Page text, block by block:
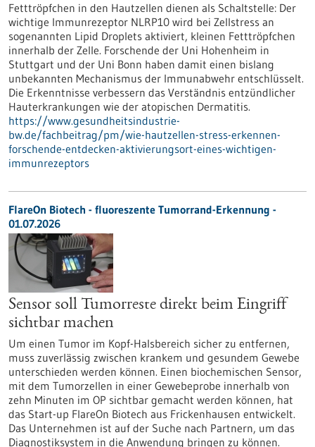
Fetttröpfchen in den Hautzellen dienen als Schaltstelle: Der
wichtige Immunrezeptor NLRP10 wird bei Zellstress an
sogenannten Lipid Droplets aktiviert, kleinen Fetttröpfchen
innerhalb der Zelle. Forschende der Uni Hohenheim in
Stuttgart und der Uni Bonn haben damit einen bislang
unbekannten Mechanismus der Immunabwehr entschlüsselt.
Die Erkenntnisse verbessern das Verständnis entzündlicher
Hauterkrankungen wie der atopischen Dermatitis.
https://www.gesundheitsindustrie-
bw.de/fachbeitrag/pm/wie-hautzellen-stress-erkennen-
forschende-entdecken-aktivierungsort-eines-wichtigen-
immunrezeptors
FlareOn Biotech - fluoreszente Tumorrand-Erkennung -
01.07.2026
Sensor soll Tumorreste direkt beim Eingriff
sichtbar machen
Um einen Tumor im Kopf-Halsbereich sicher zu entfernen,
muss zuverlässig zwischen krankem und gesundem Gewebe
unterschieden werden können. Einen biochemischen Sensor,
mit dem Tumorzellen in einer Gewebeprobe innerhalb von
zehn Minuten im OP sichtbar gemacht werden können, hat
das Start-up FlareOn Biotech aus Frickenhausen entwickelt.
Das Unternehmen ist auf der Suche nach Partnern, um das
Diagnostiksystem in die Anwendung bringen zu können.